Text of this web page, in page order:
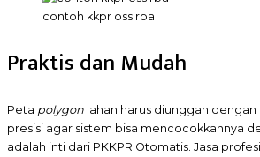
contoh kkpr oss rba
Praktis dan Mudah
Peta polygon lahan harus diunggah
presisi agar sistem bisa mencocokkannya
adalah inti dari PKKPR Otomatis. Jasa